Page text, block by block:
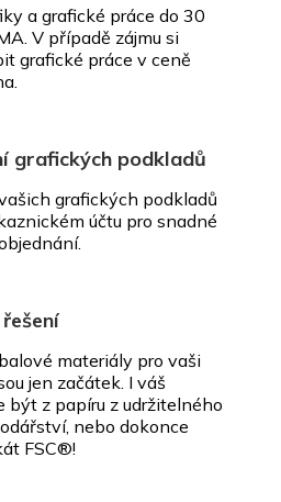
a grafické práce do 30
V případě zájmu si
grafické práce v ceně
grafických podkladů
grafických podkladů
účtu pro snadné
materiály pro vaši
jen začátek. I váš
být z papíru z udržitelného
nebo dokonce
FSC®!